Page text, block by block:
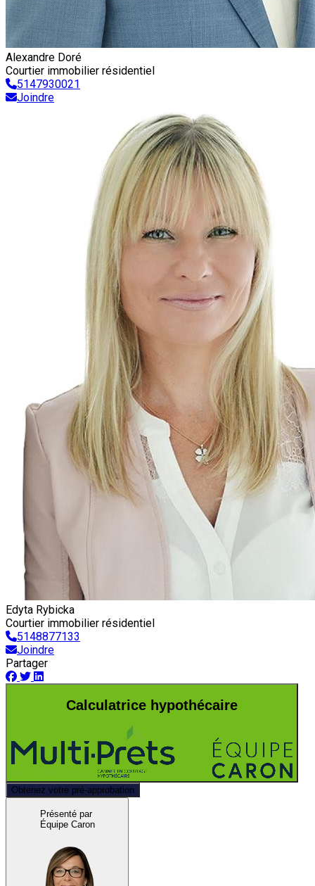
Alexandre Doré
Courtier immobilier résidentiel
5147930021
Joindre
Edyta Rybicka
Courtier immobilier résidentiel
5148877133
Joindre
Partager
Calculatrice hypothécaire
Obtenez votre pré-approbation
Présenté par
Équipe Caron